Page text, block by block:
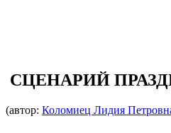
СЦЕНАРИЙ
(автор: Коломиец Лидия